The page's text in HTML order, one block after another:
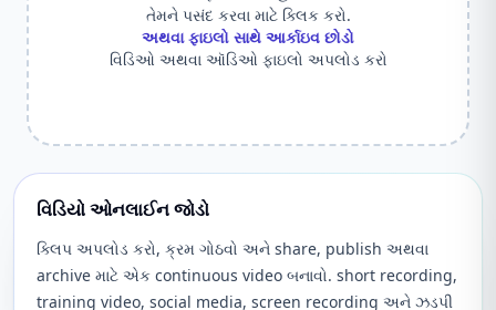
તેમને પસંદ કરવા માટે ક્લિક કરો.
અથવા ફાઇલો સાથે આર્કાઇવ છોડો
વિડિઓ અથવા ઑડિઓ ફાઇલો અપલોડ કરો
વિડિયો ઓનલાઈન જોડો
ક્લિપ અપલોડ કરો, ક્રમ ગોઠવો અને share, publish અથવા
archive માટે એક continuous video બનાવો. short recording,
training video, social media, screen recording અને ઝડપી